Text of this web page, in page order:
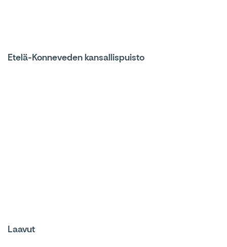
Etelä-Konneveden kansallispuisto
Laavut